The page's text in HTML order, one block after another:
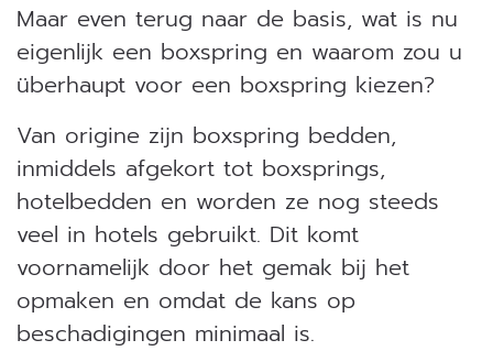
Maar even terug naar de basis, wat is nu
eigenlijk een boxspring en waarom zou u
überhaupt voor een boxspring kiezen?
Van origine zijn boxspring bedden,
inmiddels afgekort tot boxsprings,
hotelbedden en worden ze nog steeds
veel in hotels gebruikt. Dit komt
voornamelijk door het gemak bij het
opmaken en omdat de kans op
beschadigingen minimaal is.